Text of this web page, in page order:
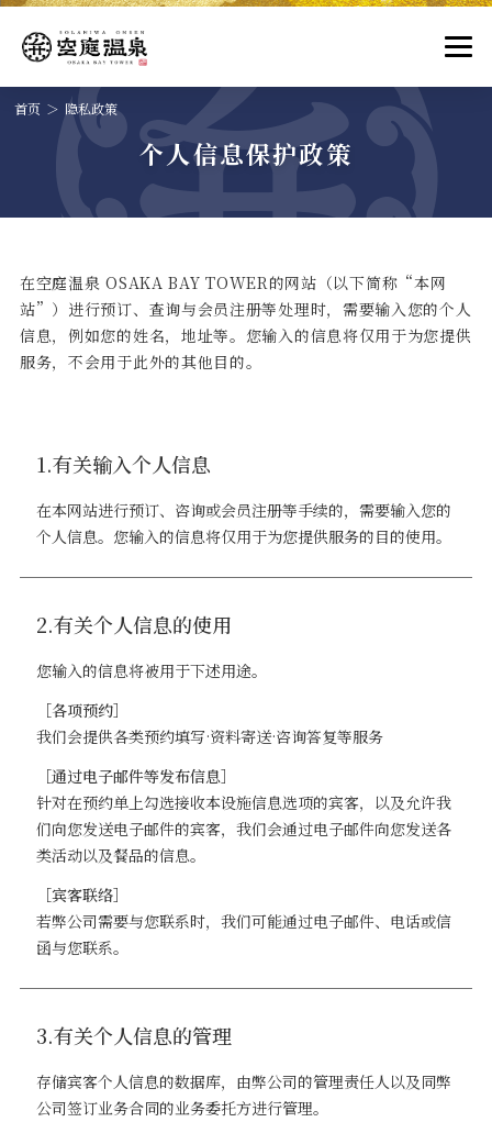
首页 隐私政策
个人信息保护政策
在空庭温泉 OSAKA BAY TOWER的网站（以下简称“本网
站”）进行预订、查询与会员注册等处理时，需要输入您的个人
信息，例如您的姓名，地址等。您输入的信息将仅用于为您提供
服务，不会用于此外的其他目的。
1.有关输入个人信息
在本网站进行预订、咨询或会员注册等手续的，需要输入您的
个人信息。您输入的信息将仅用于为您提供服务的目的使用。
2.有关个人信息的使用
您输入的信息将被用于下述用途。
［各项预约］
我们会提供各类预约填写·资料寄送·咨询答复等服务
［通过电子邮件等发布信息］
针对在预约单上勾选接收本设施信息选项的宾客，以及允许我
们向您发送电子邮件的宾客，我们会通过电子邮件向您发送各
类活动以及餐品的信息。
［宾客联络］
若弊公司需要与您联系时，我们可能通过电子邮件、电话或信
函与您联系。
3.有关个人信息的管理
存储宾客个人信息的数据库，由弊公司的管理责任人以及同弊
公司签订业务合同的业务委托方进行管理。